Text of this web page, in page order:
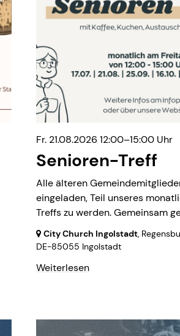
Fr. 21.08.2026 12:00–15:00 Uhr
Senioren-Treff
Alle älteren
eingeladen, Teil unseres
Treffs zu werden. Gemeinsam
City Church Ingolstadt,
DE-85055 Ingolstadt
Weiterlesen